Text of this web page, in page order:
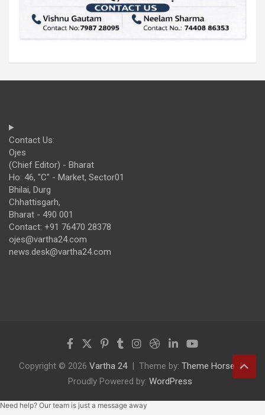
Contact Us:
Ojes
(Chief Editor) - Bharat
Ho: 46, "C" - Market, Sector01
Bhilai, Durg
Chhattisgarh,
Bharat - 490 001
Contact: +91 76470 28378
ojes@vartha24.com
news.desk@vartha24.com
Copyright © 2026 Vartha 24 Theme by: Theme Horse
Proudly Powered by: WordPress
Need help? Our team is just a message away